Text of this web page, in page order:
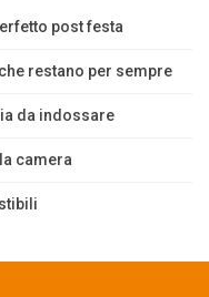
post festa
restano per sempre
da indossare
camera